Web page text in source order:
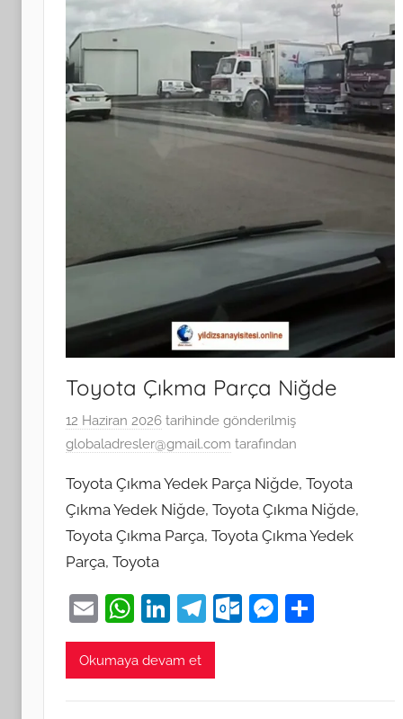
Toyota Çıkma Parça Niğde
12 Haziran 2026 tarihinde gönderilmiş
globaladresler@gmail.com tarafından
Toyota Çıkma Yedek Parça Niğde, Toyota
Çıkma Yedek Niğde, Toyota Çıkma Niğde,
Toyota Çıkma Parça, Toyota Çıkma Yedek
Parça, Toyota
E
m
ai
W
h
at
Li
n
k
T
el
O
M
Okumaya devam et